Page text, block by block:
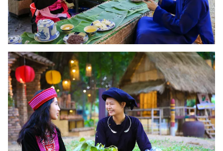
VTV4 Vươn mình bằng AI
VTV9 VTV8
Liên hệ tòa soạn English
THỜI BÁO VTV